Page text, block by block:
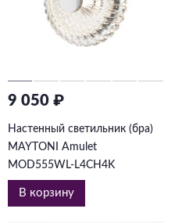
9 050 ₽
Настенный светильник (бра)
MAYTONI Amulet
MOD555WL-L4CH4K
В корзину